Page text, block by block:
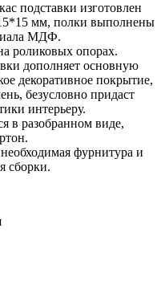
подставки изготовлен
мм, полки выполнены
МДФ.
роликовых опорах.
дополняет основную
декоративное покрытие,
безусловно придаст
интерьеру.
в разобранном виде,
фурнитура и
сборки.